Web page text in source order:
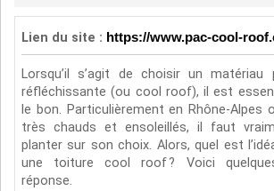
Lien du site : https://www.pac-cool-
Lorsqu’il s’agit de choisir un
réfléchissante (ou cool roof), il est
le bon. Particulièrement en Rhône-Alpes
très chauds et ensoleillés, il faut
planter sur son choix. Alors, quel est
une toiture cool roof ? Voici
réponse.